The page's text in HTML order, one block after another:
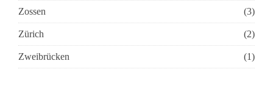
Zossen (3)
Zürich (2)
Zweibrücken (1)